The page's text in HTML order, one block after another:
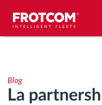
Analisi dello stile di
Blog
La